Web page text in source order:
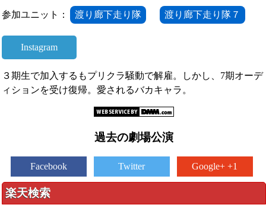
参加ユニット： 渡り廊下走り隊 渡り廊下走り隊７
Instagram
３期生で加入するもプリクラ騒動で解雇。しかし、7期オーデ
ィションを受け復帰。愛されるバカキャラ。
過去の劇場公演
Facebook Twitter Google+ +1
楽天検索